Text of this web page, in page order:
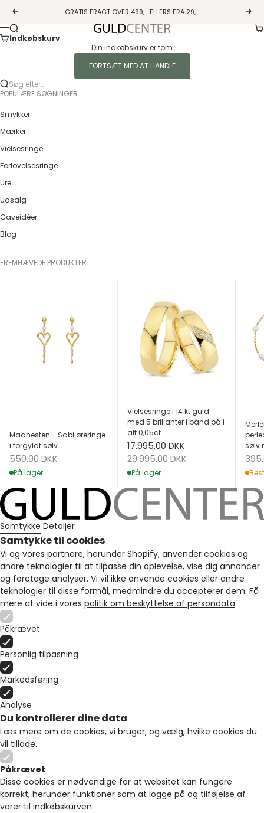
Forrige
GRATIS FRAGT OVER 499,- ELLERS FRA 29,-
Guldcenter
Menu
Søg
Indkøbskurv
Din indkøbskurv er tom
FORTSÆT MED AT HANDLE
Søg efter...
POPULÆRE SØGNINGER
Smykker
Mærker
Vielsesringe
Forlovelsesringe
Ure
Udsalg
Gaveidéer
Blog
FREMHÆVEDE PRODUKTER
Maanesten - Sabi øreringe
i forgyldt sølv
Salgspris
550,00 DKK
På lager
Vielsesringe i 14 kt guld
med 5 brillanter i bånd på i
alt 0,05ct
Salgspris
17.995,00 DKK
Normalpris
29.995,00 DKK
På lager
sølv
Samtykke Detaljer
Samtykke til cookies
Vi og vores partnere, herunder Shopify, anvender cookies og
andre teknologier til at tilpasse din oplevelse, vise dig annoncer
og foretage analyser. Vi vil ikke anvende cookies eller andre
teknologier til disse formål, medmindre du accepterer dem. Få
mere at vide i vores politik om beskyttelse af persondata.
Påkrævet
Personlig tilpasning
Markedsføring
Analyse
Du kontrollerer dine data
Læs mere om de cookies, vi bruger, og vælg, hvilke cookies du
vil tillade.
Påkrævet
Disse cookies er nødvendige for at websitet kan fungere
korrekt, herunder funktioner som at logge på og tilføjelse af
varer til indkøbskurven.